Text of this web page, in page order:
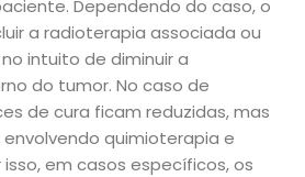
Dependendo do caso, o
a radioterapia associada ou
intuito de diminuir a
do tumor. No caso de
de cura ficam reduzidas, mas
quimioterapia e
em casos específicos, os